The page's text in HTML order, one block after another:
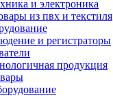
и электроника
из пвх и текстиля
и регистраторы
продукция